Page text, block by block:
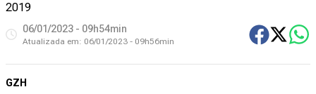
2019
06/01/2023 - 09h54min
Atualizada em: 06/01/2023 - 09h56min
GZH